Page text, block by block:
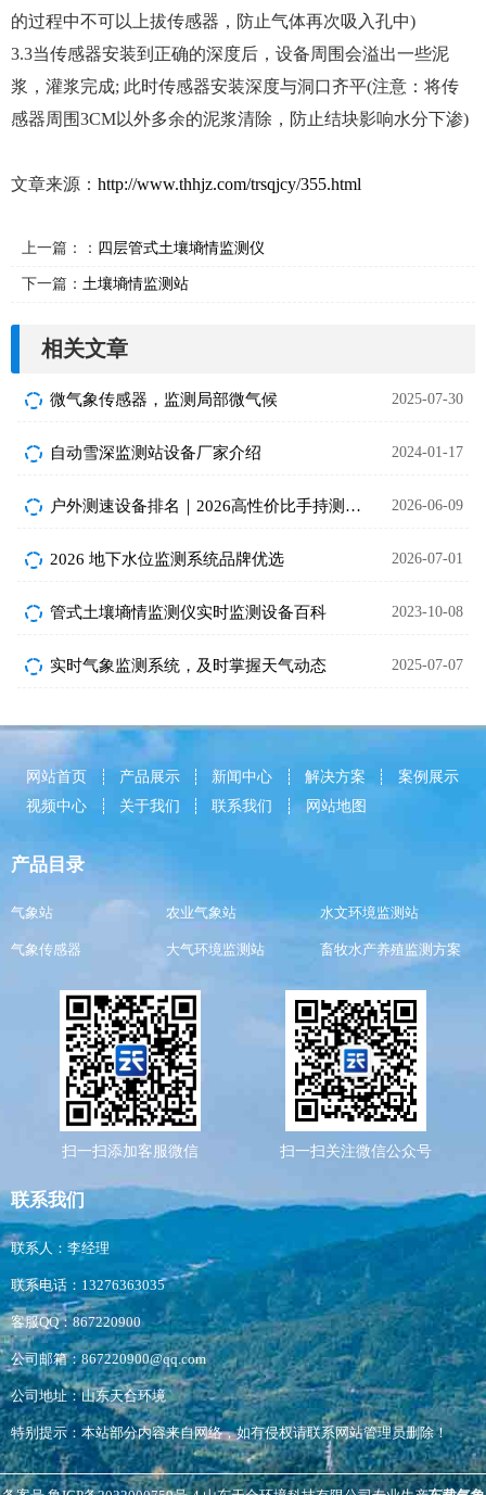
的过程中不可以上拔传感器，防止气体再次吸入孔中)
3.3当传感器安装到正确的深度后，设备周围会溢出一些泥
浆，灌浆完成; 此时传感器安装深度与洞口齐平(注意：将传
感器周围3CM以外多余的泥浆清除，防止结块影响水分下渗)
文章来源： http://www.thhjz.com/trsqjcy/355.html
上一篇：： 四层管式土壤墒情监测仪
下一篇： 土壤墒情监测站
相关文章
微气象传感器，监测局部微气候 2025-07-30
自动雪深监测站设备厂家介绍 2024-01-17
户外测速设备排名｜2026高性价比手持测速设备推荐榜单 2026-06-09
2026 地下水位监测系统品牌优选 2026-07-01
管式土壤墒情监测仪实时监测设备百科 2023-10-08
实时气象监测系统，及时掌握天气动态 2025-07-07
网站首页 产品展示 新闻中心 解决方案
案例展示
视频中心
关于我们 联系我们 网站地图
产品目录
气象站 农业气象站 水文环境监测站
气象传感器 大气环境监测站 畜牧水产养殖监测方案
扫一扫添加客服微信 扫一扫关注微信公众号
联系我们
联系人：李经理
联系电话：13276363035
客服QQ：867220900
公司邮箱：867220900@qq.com
公司地址：山东天合环境
特别提示：本站部分内容来自网络，如有侵权请联系网站管理员删除！